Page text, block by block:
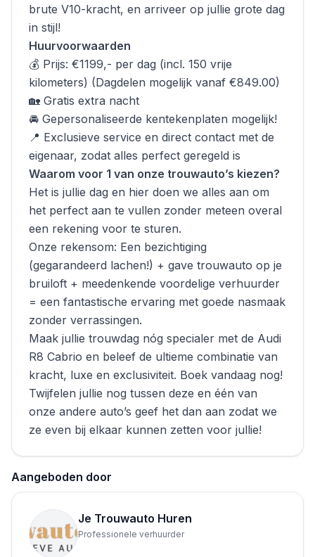
brute V10-kracht, en arriveer op jullie grote dag
in stijl!
Huurvoorwaarden
💰 Prijs: €1199,- per dag (incl. 150 vrije
kilometers) (Dagdelen mogelijk vanaf €849.00)
🏡 Gratis extra nacht
🚘 Gepersonaliseerde kentekenplaten mogelijk!
📍 Exclusieve service en direct contact met de
eigenaar, zodat alles perfect geregeld is
Waarom voor 1 van onze trouwauto’s kiezen?
Het is jullie dag en hier doen we alles aan om
het perfect aan te vullen zonder meteen overal
een rekening voor te sturen.
Onze rekensom: Een bezichtiging
(gegarandeerd lachen!) + gave trouwauto op je
bruiloft + meedenkende voordelige verhuurder
= een fantastische ervaring met goede nasmaak
zonder verrassingen.
Maak jullie trouwdag nóg specialer met de Audi
R8 Cabrio en beleef de ultieme combinatie van
kracht, luxe en exclusiviteit. Boek vandaag nog!
Twijfelen jullie nog tussen deze en één van
onze andere auto’s geef het dan aan zodat we
ze even bij elkaar kunnen zetten voor jullie!
Aangeboden door
Je Trouwauto Huren
Professionele verhuurder